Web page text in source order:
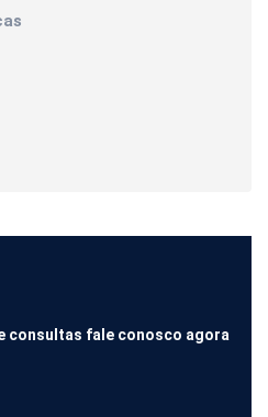
consultas fale conosco agora